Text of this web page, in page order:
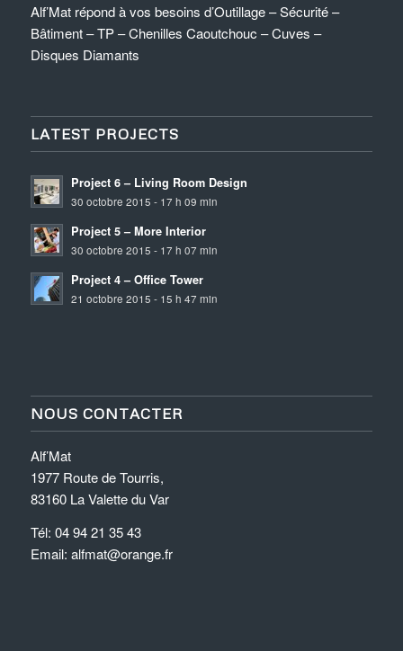
Alf’Mat répond à vos besoins d’Outillage – Sécurité –
Bâtiment – TP – Chenilles Caoutchouc – Cuves –
Disques Diamants
LATEST PROJECTS
Project 6 – Living Room Design
30 octobre 2015 - 17 h 09 min
Project 5 – More Interior
30 octobre 2015 - 17 h 07 min
Project 4 – Office Tower
21 octobre 2015 - 15 h 47 min
NOUS CONTACTER
Alf’Mat
1977 Route de Tourris,
83160 La Valette du Var
Tél: 04 94 21 35 43
Email: alfmat@orange.fr